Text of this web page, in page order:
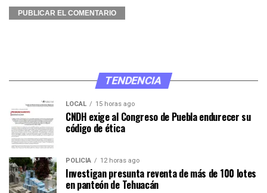
TENDENCIA
LOCAL 15 horas ago
CNDH exige al Congreso de Puebla endurecer su
código de ética
POLICÍA 12 horas ago
Investigan presunta reventa de más de 100 lotes
en panteón de Tehuacán